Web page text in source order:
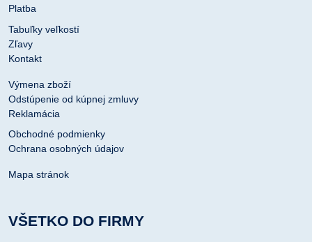
Platba
Tabuľky veľkostí
Zľavy
Kontakt
Výmena zboží
Odstúpenie od kúpnej zmluvy
Reklamácia
Obchodné podmienky
Ochrana osobných údajov
Mapa stránok
VŠETKO DO FIRMY